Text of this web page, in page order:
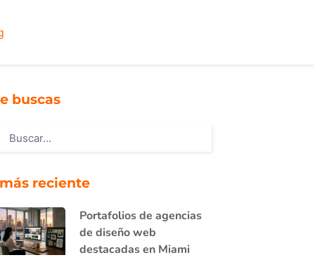
buscas
reciente
Portafolios de agencias
de diseño web
destacadas en Miami